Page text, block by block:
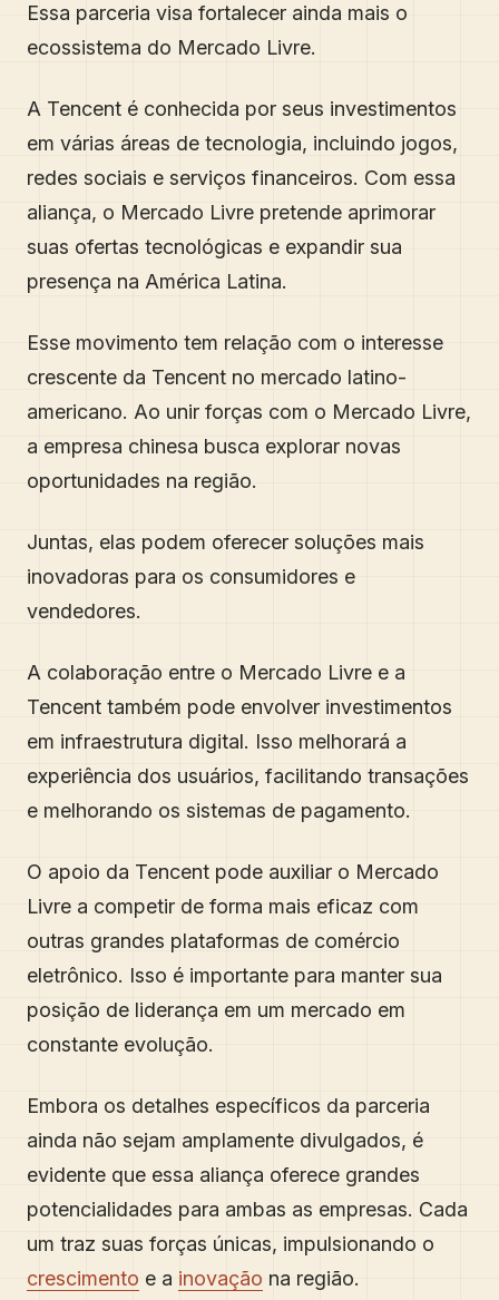
Essa parceria visa fortalecer ainda mais o
ecossistema do Mercado Livre.
A Tencent é conhecida por seus investimentos
em várias áreas de tecnologia, incluindo jogos,
redes sociais e serviços financeiros. Com essa
aliança, o Mercado Livre pretende aprimorar
suas ofertas tecnológicas e expandir sua
presença na América Latina.
Esse movimento tem relação com o interesse
crescente da Tencent no mercado latino-
americano. Ao unir forças com o Mercado Livre,
a empresa chinesa busca explorar novas
oportunidades na região.
Juntas, elas podem oferecer soluções mais
inovadoras para os consumidores e
vendedores.
A colaboração entre o Mercado Livre e a
Tencent também pode envolver investimentos
em infraestrutura digital. Isso melhorará a
experiência dos usuários, facilitando transações
e melhorando os sistemas de pagamento.
O apoio da Tencent pode auxiliar o Mercado
Livre a competir de forma mais eficaz com
outras grandes plataformas de comércio
eletrônico. Isso é importante para manter sua
posição de liderança em um mercado em
constante evolução.
Embora os detalhes específicos da parceria
ainda não sejam amplamente divulgados, é
evidente que essa aliança oferece grandes
potencialidades para ambas as empresas. Cada
um traz suas forças únicas, impulsionando o
crescimento e a inovação na região.